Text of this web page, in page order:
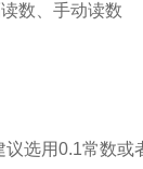
数、手动读数
选用0.1常数或